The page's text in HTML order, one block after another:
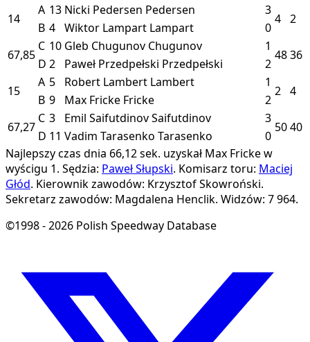
14
A 13 Nicki Pedersen Pedersen 3
4 2
B 4 Wiktor Lampart Lampart
0
67,85
C 10 Gleb Chugunov Chugunov 1
4836
D 2 Paweł Przedpełski Przedpełski
2
15
A 5 Robert Lambert Lambert 1
2 4
B 9 Max Fricke Fricke
2
67,27
C 3 Emil SaifutdinovSaifutdinov 3
5040
D 11 Vadim Tarasenko Tarasenko
0
Najlepszy czas dnia 66,12 sek. uzyskał Max Fricke w
wyścigu 1. Sędzia: Paweł Słupski. Komisarz toru: Maciej
Głód. Kierownik zawodów: Krzysztof Skowroński.
Sekretarz zawodów: Magdalena Henclik. Widzów: 7 964.
©1998 - 2026 Polish Speedway Database